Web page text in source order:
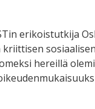
erikoistutkija
sosiaalisen
hereillä